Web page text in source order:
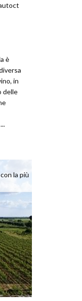
è
in
delle
la più